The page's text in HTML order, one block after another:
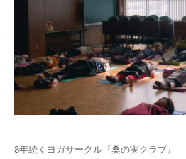
8年続くヨガサークル『桑の実クラブ』